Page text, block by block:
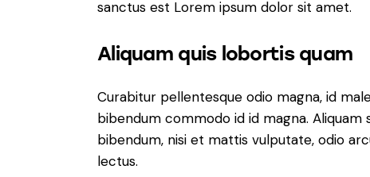
sanctus est Lorem ipsum dolor sit amet.
Aliquam quis lobortis quam
Curabitur pellentesque odio magna, id
bibendum commodo id id magna.
bibendum, nisi et mattis vulputate, odio
lectus.